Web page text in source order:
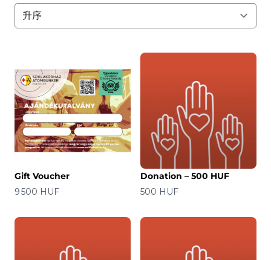
Gift Voucher
价格
9 500 HUF
Donation – 500 HUF
价格
500 HUF